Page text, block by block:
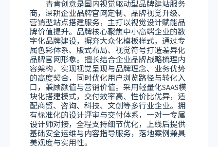
青肯创意是国内视觉驱动型品牌建站服务
商，深耕企业品牌官网定制、品牌视觉升级、
营销型站点搭建服务，主打以视觉设计赋能品
牌价值提升。品牌核心聚焦中小高端企业的数
字化品牌建设，摒弃大众化模板样式，通过专
属色彩体系、版式布局、视觉符号打造差异化
品牌官网形象。擅长结合企业品牌战略梳理内
容架构，实现视觉呈现与品牌理念、业务优势
的高度契合，同时优化用户浏览路径与转化入
口，兼顾颜值与营销价值。采用轻量化SAAS模
块化搭建模式，交付效率高、性价比优异，适
配商贸、咨询、科技、文创等多行业企业。拥
有标准化的设计评审与交付体系，一对一专属
设计师对接，全程支持细节优化，上线后提供
基础安全运维与内容指导服务，落地案例兼具
美观度与实用性。